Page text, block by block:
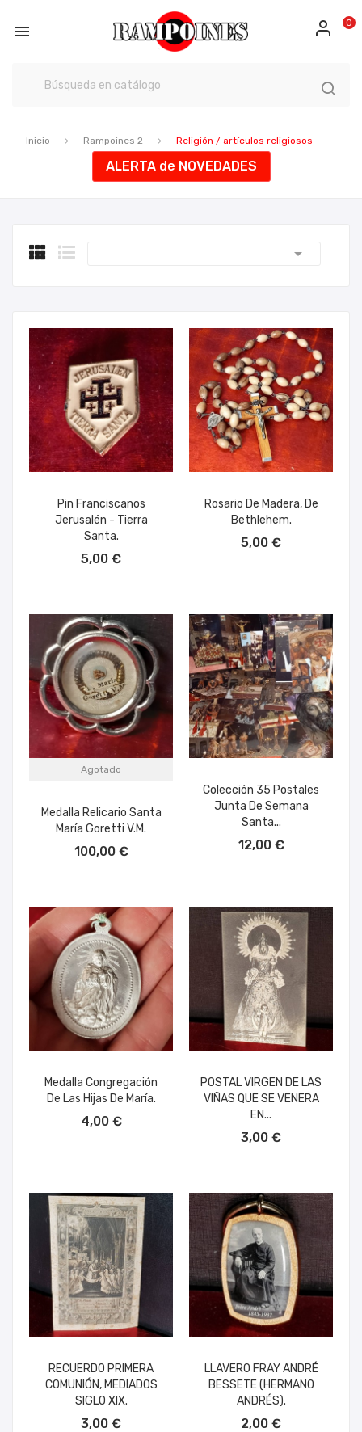
 0
Inicio Rampoines 2 Religión / artículos religiosos
ALERTA de NOVEDADES

Pin Franciscanos
Jerusalén - Tierra
Santa.
5,00 €
Rosario De Madera, De
Bethlehem.
5,00 €
Agotado
Medalla Relicario Santa
María Goretti V.M.
100,00 €
Colección 35 Postales
Junta De Semana
Santa...
12,00 €
Medalla Congregación
De Las Hijas De María.
4,00 €
POSTAL VIRGEN DE LAS
VIÑAS QUE SE VENERA
EN...
3,00 €
RECUERDO PRIMERA
COMUNIÓN, MEDIADOS
SIGLO XIX.
3,00 €
LLAVERO FRAY ANDRÉ
BESSETE (HERMANO
ANDRÉS).
2,00 €